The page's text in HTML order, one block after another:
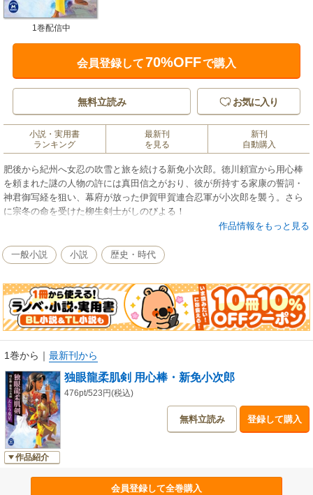
1巻配信中
会員登録して70%OFFで購入
無料立読み お気に入り
小説・実用書
ランキング
最新刊
を見る
新刊
自動購入
肥後から紀州へ女忍の吹雪と旅を続ける新免小次郎。徳川頼宣から用心棒
を頼まれた謎の人物の許には真田信之がおり、彼が所持する家康の誓詞・
神君御写経を狙い、幕府が放った伊賀甲賀連合忍軍が小次郎を襲う。さら
に宗冬の命を受けた柳生剣士がしのびよる！
作品情報をもっと見る
一般小説 小説 歴史・時代
1巻から ｜ 最新刊から
作品紹介
独眼龍柔肌剣 用心棒・新免小次郎
476pt/523円(税込)
無料立読み 登録して購入
会員登録して全巻購入